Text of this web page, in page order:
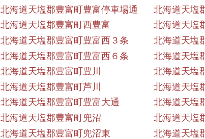
北海道天塩郡豊富町豊富停車場通
北海道天塩
北海道天塩郡豊富町西豊富
北海道天塩
北海道天塩郡豊富町豊富西３条
北海道天塩
北海道天塩郡豊富町豊富西６条
北海道天塩
北海道天塩郡豊富町豊川
北海道天塩
北海道天塩郡豊富町芦川
北海道天塩
北海道天塩郡豊富町豊富大通
北海道天塩
北海道天塩郡豊富町兜沼
北海道天塩
北海道天塩郡豊富町兜沼東
北海道天塩